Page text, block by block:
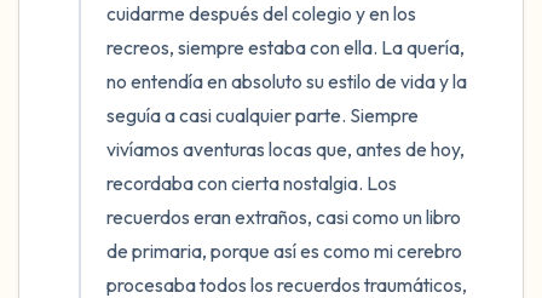
cuidarme después del colegio y en los
recreos, siempre estaba con ella. La quería,
no entendía en absoluto su estilo de vida y la
seguía a casi cualquier parte. Siempre
vivíamos aventuras locas que, antes de hoy,
recordaba con cierta nostalgia. Los
recuerdos eran extraños, casi como un libro
de primaria, porque así es como mi cerebro
procesaba todos los recuerdos traumáticos,
Respira hondo para terminar.